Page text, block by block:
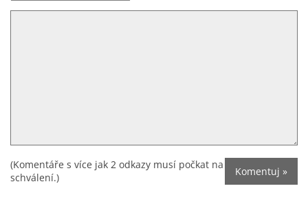
(Komentáře s více jak 2 odkazy musí počkat na
schválení.)